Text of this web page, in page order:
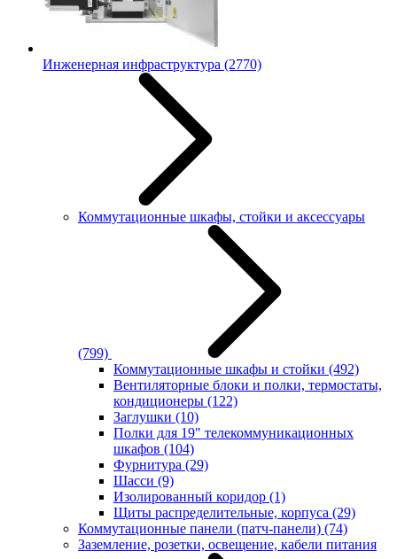
Инженерная инфраструктура (2770)
Коммутационные шкафы, стойки и аксессуары
(799)
Коммутационные шкафы и стойки (492)
Вентиляторные блоки и полки, термостаты,
кондиционеры (122)
Заглушки (10)
Полки для 19" телекоммуникационных
шкафов (104)
Фурнитура (29)
Шасси (9)
Изолированный коридор (1)
Щиты распределительные, корпуса (29)
Коммутационные панели (патч-панели) (74)
Заземление, розетки, освещение, кабели питания